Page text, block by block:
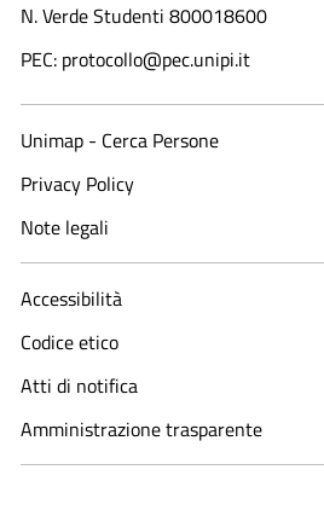
N. Verde Studenti 800018600​
PEC: protocollo@pec.unipi.it
Unimap - Cerca Persone
Privacy Policy
Note legali
Accessibilità
Codice etico
Atti di notifica
Amministrazione trasparente